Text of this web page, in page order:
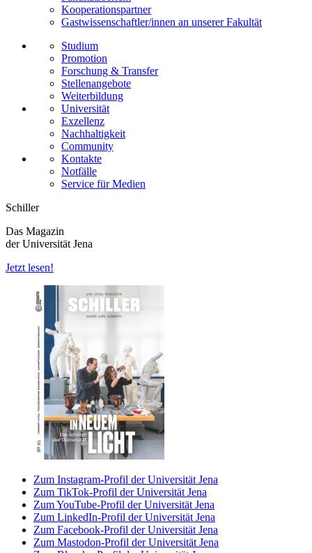
Kooperationspartner
Gastwissenschaftler/innen an unserer Fakultät
Studium
Promotion
Forschung & Transfer
Stellenangebote
Weiterbildung
Universität
Exzellenz
Nachhaltigkeit
Community
Kontakte
Notfälle
Service für Medien
Schiller
Das Magazin
der Universität Jena
Jetzt lesen!
Zum Instagram-Profil der Universität Jena
Zum TikTok-Profil der Universität Jena
Zum YouTube-Profil der Universität Jena
Zum LinkedIn-Profil der Universität Jena
Zum Facebook-Profil der Universität Jena
Zum Mastodon-Profil der Universität Jena